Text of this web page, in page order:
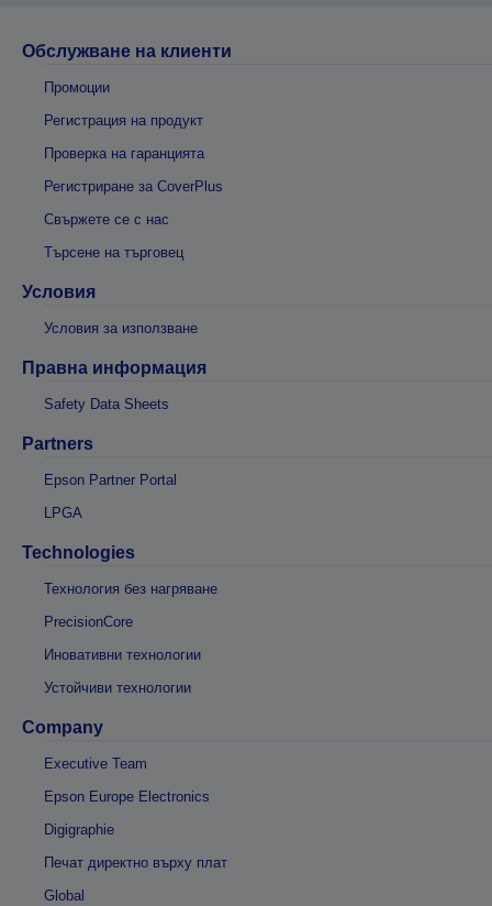
Обслужване на клиенти
Промоции
Регистрация на продукт
Проверка на гаранцията
Регистриране за CoverPlus
Свържете се с нас
Търсене на търговец
Условия
Условия за използване
Правна информация
Safety Data Sheets
Partners
Epson Partner Portal
LPGA
Technologies
Технология без нагряване
PrecisionCore
Иновативни технологии
Устойчиви технологии
Company
Executive Team
Epson Europe Electronics
Digigraphie
Печат директно върху плат
Global